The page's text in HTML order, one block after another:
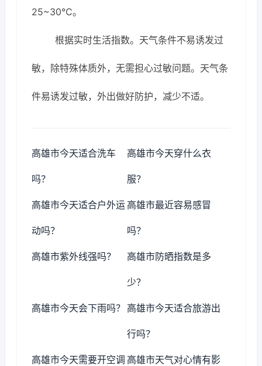
25~30℃。
根据实时生活指数。天气条件不易诱发过
敏，除特殊体质外，无需担心过敏问题。天气条
件易诱发过敏，外出做好防护，减少不适。
高雄市今天适合洗车
吗？
高雄市今天穿什么衣
服？
高雄市今天适合户外运
动吗？
高雄市最近容易感冒
吗？
高雄市紫外线强吗？ 高雄市防晒指数是多
少？
高雄市今天会下雨吗？ 高雄市今天适合旅游出
行吗？
高雄市今天需要开空调 高雄市天气对心情有影